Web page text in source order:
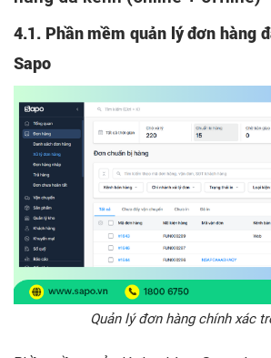
4.1. Phần mềm quản lý đơn hàng
Sapo
Quản lý đơn hàng chính xác